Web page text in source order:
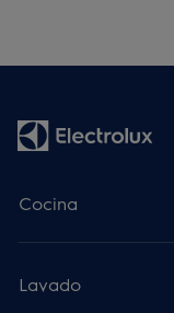
Cocina
Lavado